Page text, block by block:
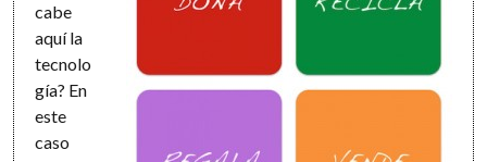
cabe
aquí la
tecnolo
gía? En
este
caso